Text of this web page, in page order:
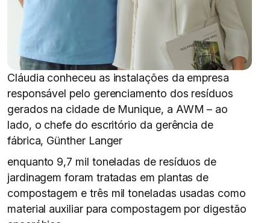
Cláudia conheceu as instalações da empresa
responsável pelo gerenciamento dos resíduos
gerados na cidade de Munique, a AWM – ao
lado, o chefe do escritório da gerência de
fábrica, Günther Langer
enquanto 9,7 mil toneladas de resíduos de
jardinagem foram tratadas em plantas de
compostagem e três mil toneladas usadas como
material auxiliar para compostagem por digestão